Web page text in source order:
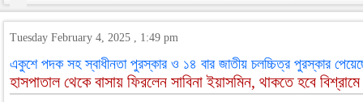
Tuesday February 4, 2025 , 1:49 pm
একুশে পদক সহ স্বাধীনতা পুরস্কার ও ১৪ বার জাতীয় চলচ্চিত্র পুরস্কার
হাসপাতাল থেকে বাসায় ফিরলেন সাবিনা ইয়াসমিন, থাকতে হবে বিশ্রামে